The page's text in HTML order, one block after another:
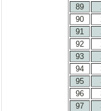
89
90
91
92
93
94
95
96
97